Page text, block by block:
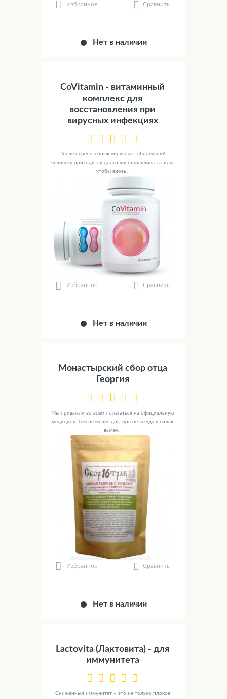
Избранное Сравнить
Нет в наличии
CoVitamin - витаминный
комплекс для
восстановления при
вирусных инфекциях
После перенесённых вирусных заболеваний
человеку приходится долго восстанавливать силы,
чтобы вновь...
Избранное Сравнить
Нет в наличии
Монастырский сбор отца
Георгия
Мы привыкли во всем полагаться на официальную
медицину. Тем не менее доктора не всегда в силах
вылеч...
Избранное Сравнить
Нет в наличии
Lactovita (Лактовита) - для
иммунитета
Сниженный иммунитет – это не только плохое